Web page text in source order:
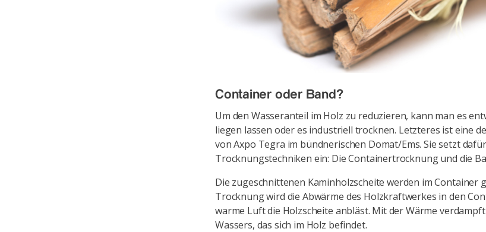
Container oder Band?
Um den Wasseranteil im Holz zu reduzieren, kann man es
liegen lassen oder es industriell trocknen. Letzteres ist eine
von Axpo Tegra im bündnerischen Domat/Ems. Sie setzt
Trocknungstechniken ein: Die Containertrocknung und die
Die zugeschnittenen Kaminholzscheite werden im Container
Trocknung wird die Abwärme des Holzkraftwerkes in den
warme Luft die Holzscheite anbläst. Mit der Wärme
Wassers, das sich im Holz befindet.